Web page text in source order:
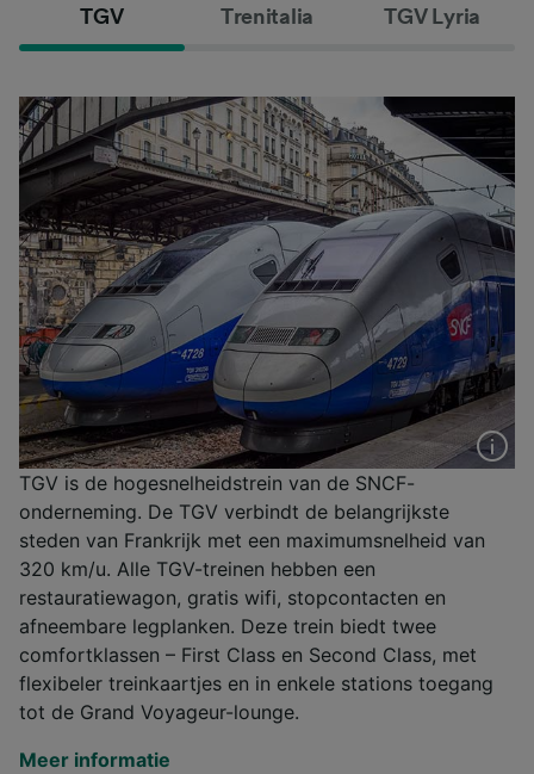
TGV Trenitalia TGV Lyria
TGV is de hogesnelheidstrein van de SNCF-
onderneming. De TGV verbindt de belangrijkste
steden van Frankrijk met een maximumsnelheid van
320 km/u. Alle TGV-treinen hebben een
restauratiewagon, gratis wifi, stopcontacten en
afneembare legplanken. Deze trein biedt twee
comfortklassen – First Class en Second Class, met
flexibeler treinkaartjes en in enkele stations toegang
tot de Grand Voyageur-lounge.
Meer informatie